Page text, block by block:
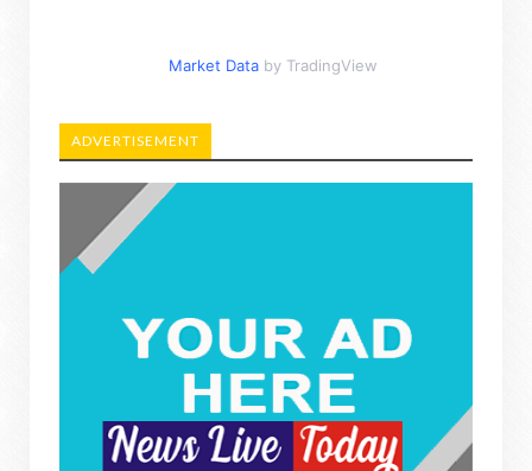
Market Data by TradingView
ADVERTISEMENT